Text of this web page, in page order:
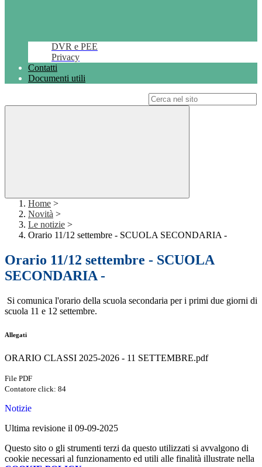
DVR e PEE
Privacy
Contatti
Documenti utili
Home >
Novità >
Le notizie >
Orario 11/12 settembre - SCUOLA SECONDARIA -
Orario 11/12 settembre - SCUOLA
SECONDARIA -
Si comunica l'orario della scuola secondaria per i primi due giorni di
scuola 11 e 12 settembre.
Allegati
ORARIO CLASSI 2025-2026 - 11 SETTEMBRE.pdf
File PDF
Contatore click: 84
Notizie
Ultima revisione il 09-09-2025
Questo sito o gli strumenti terzi da questo utilizzati si avvalgono di
cookie necessari al funzionamento ed utili alle finalità illustrate nella